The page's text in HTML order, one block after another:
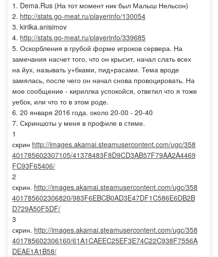
1. Dema.Rus (На тот момент ник был Малыш Нельсон)
2. http://stats.go-meat.ru/playerinfo/130054
3. kirilka.anisimov
4. http://stats.go-meat.ru/playerinfo/339685
5. Оскорбления в грубой форме игроков сервера. На
замечания насчет того, что он крысит, начал слать всех
на йух, называть у+бками, пид+расами. Тема вроде
замялась, после чего он начал снова провоцировать. На
мое сообщение - кириллка успокойся, ответил что я тоже
уебок, или что то в этом роде.
6. 20 января 2016 года. около 20-00 - 20-40
7. Скриншоты у меня в профиле в стиме.
1
скрин http://images.akamai.steamusercontent.com/ugc/358
401785602307105/41378483F8D9CD3AB57F79AA2A4469
FC93F65406/
2
скрин. http://images.akamai.steamusercontent.com/ugc/358
401785602306820/983F6EBCB0AD3E47DF1C586E6DB2B
D729A50F5DF/
3
скрин. http://images.akamai.steamusercontent.com/ugc/358
401785602306160/61A1CAEEC25EF3E74C22C938F7556A
DEAE1A1B58/